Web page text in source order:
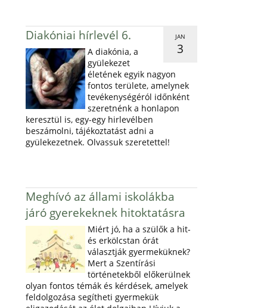
JAN
3
Diakóniai hírlevél 6.
A diakónia, a
gyülekezet
életének egyik nagyon
fontos területe, amelynek
tevékenységéról időnként
szeretnénk a honlapon
keresztül is, egy-egy hirlevélben
beszámolni, tájékoztatást adni a
gyülekezetnek. Olvassuk szeretettel!
Meghívó az állami iskolákba
járó gyerekeknek hitoktatásra
Miért jó, ha a szülők a hit-
és erkölcstan órát
választják gyermeküknek?
Mert a Szentírási
történetekből előkerülnek
olyan fontos témák és kérdések, amelyek
feldolgozása segítheti gyermekük